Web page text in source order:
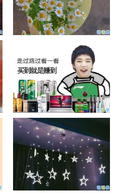
晒风景照的唯美说说配图 适合
发风景的朋友圈文案
抖音摆地摊文案 摆地摊的搞笑
说说带图片